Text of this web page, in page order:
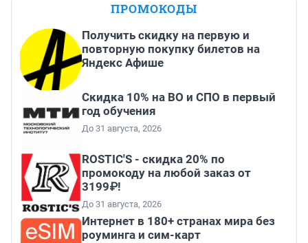
ПРОМОКОДЫ
Получить скидку на первую и
повторную покупку билетов на
Яндекс Афише
Скидка 10% на ВО и СПО в первый
год обучения
До 31 августа, 2026
ROSTIC'S - скидка 20% по
промокоду на любой заказ от
3199₽!
До 31 августа, 2026
Интернет в 180+ странах мира без
роуминга и сим-карт